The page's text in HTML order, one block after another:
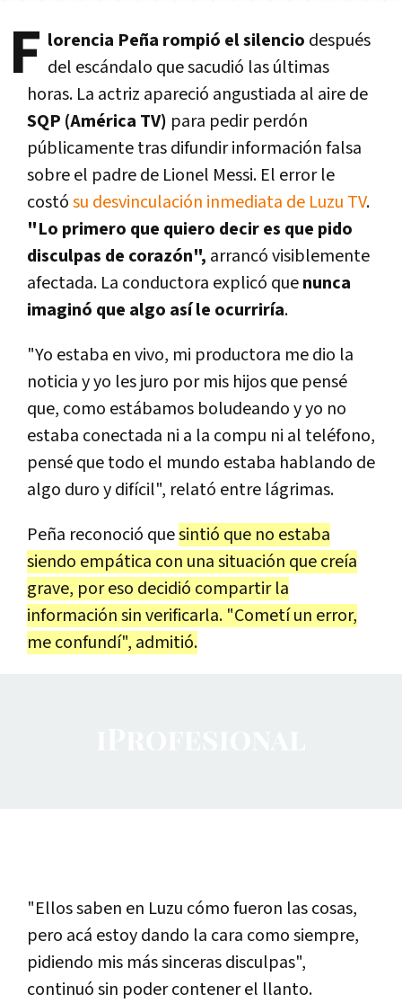
F lorencia Peña rompió el silencio después
del escándalo que sacudió las últimas
horas. La actriz apareció angustiada al aire de
SQP (América TV) para pedir perdón
públicamente tras difundir información falsa
sobre el padre de Lionel Messi. El error le
costósu desvinculación inmediata de Luzu TV.
"Lo primero que quiero decir es que pido
disculpas de corazón", arrancó visiblemente
afectada. La conductora explicó quenunca
imaginó que algo así le ocurriría.
"Yo estaba en vivo, mi productora me dio la
noticia y yo les juro por mis hijos que pensé
que, como estábamos boludeando y yo no
estaba conectada ni a la compu ni al teléfono,
pensé que todo el mundo estaba hablando de
algo duro y difícil", relató entre lágrimas.
Peña reconoció quesintió que no estaba
siendo empática con una situación que creía
grave, por eso decidió compartir la
información sin verificarla. "Cometí un error,
me confundí", admitió.
"Ellos saben en Luzu cómo fueron las cosas,
pero acá estoy dando la cara como siempre,
pidiendo mis más sinceras disculpas",
continuó sin poder contener el llanto.